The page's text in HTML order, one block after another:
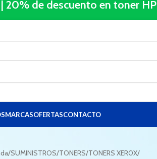
20% de descuento en toner
MARCASOFERTASCONTACTO
/SUMINISTROS/TONERS/TONERS XER0X/